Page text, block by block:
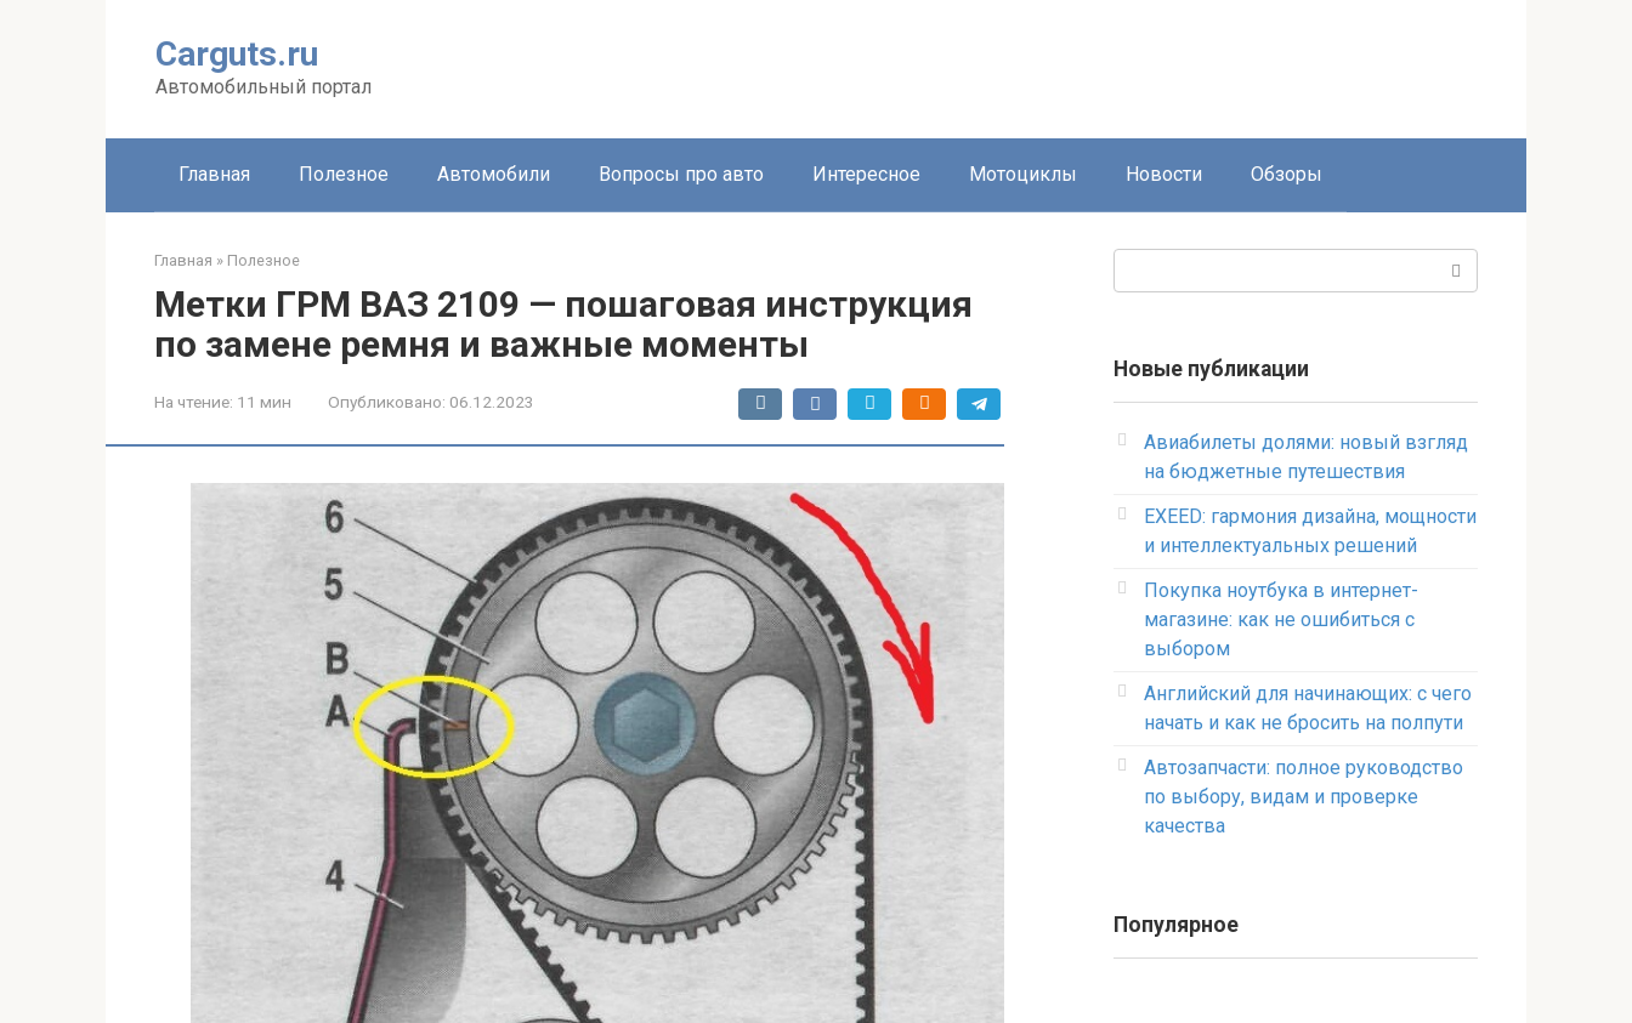
Carguts.ru
Автомобильный портал
Главная Полезное Автомобили Вопросы про авто Интересное Мотоциклы Новости Обзоры
Главная » Полезное
Метки ГРМ ВАЗ 2109 — пошаговая инструкция
по замене ремня и важные моменты
На чтение: 11 мин Опубликовано: 06.12.2023
Новые публикации
Авиабилеты долями: новый взгляд
на бюджетные путешествия
EXEED: гармония дизайна, мощности
и интеллектуальных решений
Покупка ноутбука в интернет-
магазине: как не ошибиться с
выбором
Английский для начинающих: с чего
начать и как не бросить на полпути
Автозапчасти: полное руководство
по выбору, видам и проверке
качества
Популярное